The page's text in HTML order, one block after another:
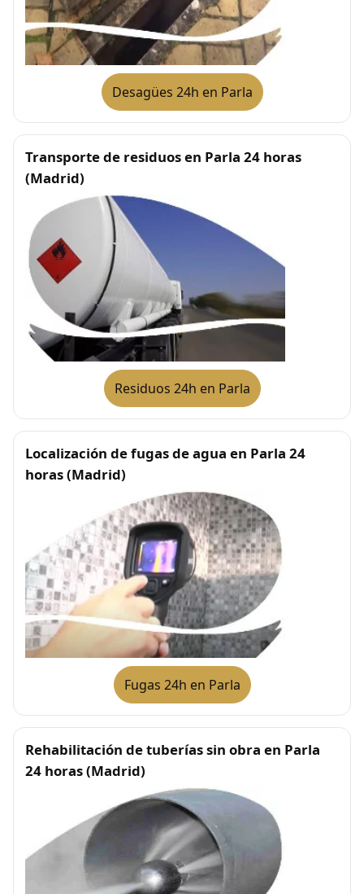
Desagües 24h en Parla
Transporte de residuos en Parla 24 horas
(Madrid)
Residuos 24h en Parla
Localización de fugas de agua en Parla 24
horas (Madrid)
Fugas 24h en Parla
Rehabilitación de tuberías sin obra en Parla
24 horas (Madrid)